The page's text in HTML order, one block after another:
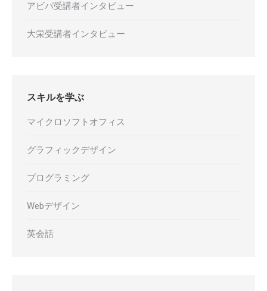
アビバ受講者インタビュー
大栄受講者インタビュー
スキルを学ぶ
マイクロソフトオフィス
グラフィックデザイン
プログラミング
Webデザイン
英会話